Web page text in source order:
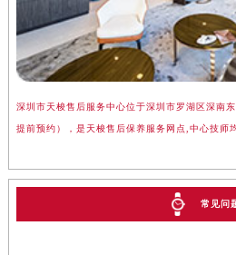
深圳市天梭售后服务中心位于深圳市罗湖区深南
提前预约），是天梭售后保养服务网点,中心技师
常见问